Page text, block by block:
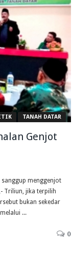
TANAH DATAR
Genjot
menggenjot
Triliun, jika terpilih
bukan sekedar
...
0